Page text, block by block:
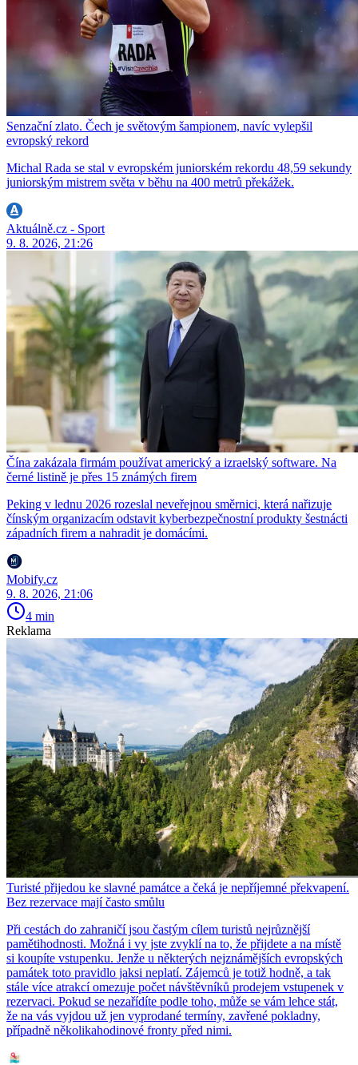
Senzační zlato. Čech je světovým šampionem, navíc vylepšil
evropský rekord
Michal Rada se stal v evropském juniorském rekordu 48,59 sekundy
juniorským mistrem světa v běhu na 400 metrů překážek.
Aktuálně.cz - Sport
9. 8. 2026, 21:26
Čína zakázala firmám používat americký a izraelský software. Na
černé listině je přes 15 známých firem
Peking v lednu 2026 rozeslal neveřejnou směrnici, která nařizuje
čínským organizacím odstavit kyberbezpečnostní produkty šestnácti
západních firem a nahradit je domácími.
Mobify.cz
9. 8. 2026, 21:06
4 min
Reklama
Turisté přijedou ke slavné památce a čeká je nepříjemné překvapení.
Bez rezervace mají často smůlu
Při cestách do zahraničí jsou častým cílem turistů nejrůznější
pamětihodnosti. Možná i vy jste zvyklí na to, že přijdete a na místě
si koupíte vstupenku. Jenže u některých nejznámějších evropských
památek toto pravidlo jaksi neplatí. Zájemců je totiž hodně, a tak
stále více atrakcí omezuje počet návštěvníků prodejem vstupenek v
rezervaci. Pokud se nezařídíte podle toho, může se vám lehce stát,
že na vás vyjdou už jen vyprodané termíny, zavřené pokladny,
případně několikahodinové fronty před nimi.